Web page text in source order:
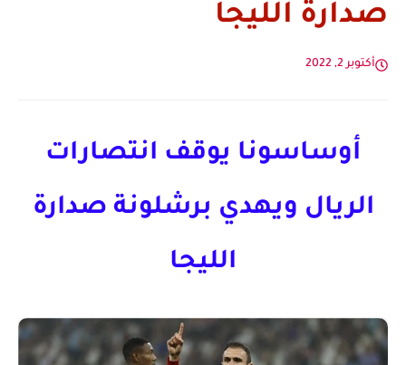
صدارة الليجا
أكتوبر 2, 2022
أوساسونا يوقف انتصارات
الريال ويهدي برشلونة صدارة
الليجا